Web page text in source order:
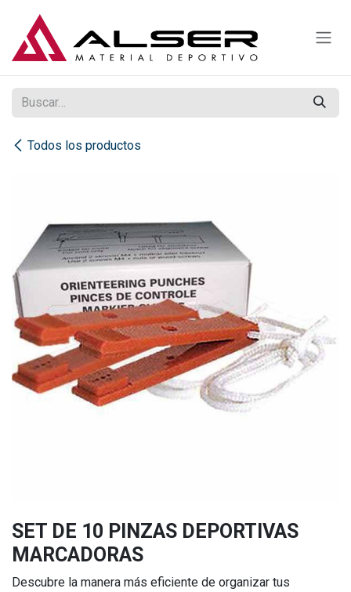
Todos los productos
SET DE 10 PINZAS DEPORTIVAS
MARCADORAS
Descubre la manera más eficiente de organizar tus